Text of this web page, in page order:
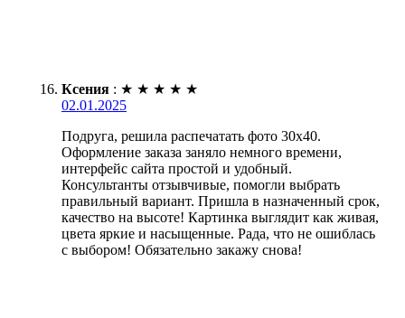
Ксения : ★ ★ ★ ★ ★
02.01.2025
Подруга, решила распечатать фото 30х40.
Оформление заказа заняло немного времени,
интерфейс сайта простой и удобный.
Консультанты отзывчивые, помогли выбрать
правильный вариант. Пришла в назначенный срок,
качество на высоте! Картинка выглядит как живая,
цвета яркие и насыщенные. Рада, что не ошиблась
с выбором! Обязательно закажу снова!